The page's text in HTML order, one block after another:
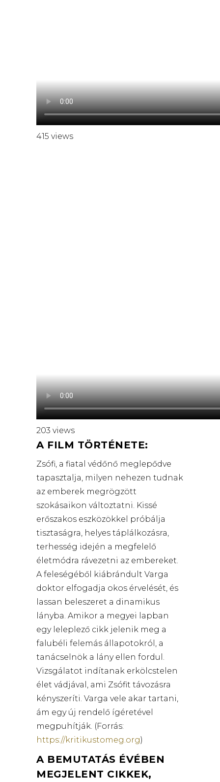
415 views
203 views
A FILM TÖRTÉNETE:
Zsófi, a fiatal védőnő meglepődve
tapasztalja, milyen nehezen tudnak
az emberek megrögzött
szokásaikon változtatni. Kissé
erőszakos eszközökkel próbálja
tisztaságra, helyes táplálkozásra,
terhesség idején a megfelelő
életmódra rávezetni az embereket.
A feleségéből kiábrándult Varga
doktor elfogadja okos érvelését, és
lassan beleszeret a dinamikus
lányba. Amikor a megyei lapban
egy leleplező cikk jelenik meg a
falubéli felemás állapotokról, a
tanácselnök a lány ellen fordul.
Vizsgálatot indítanak erkölcstelen
élet vádjával, ami Zsófit távozásra
kényszeríti. Varga vele akar tartani,
ám egy új rendelő ígéretével
megpuhítják. (Forrás:
https://kritikustomeg.org)
A BEMUTATÁS ÉVÉBEN
MEGJELENT CIKKEK,